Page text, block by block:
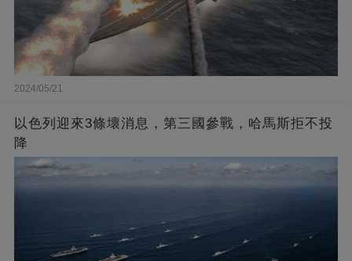
2024/05/21
以色列迎來3條壞消息，第三國參戰，哈馬斯拒不投
降